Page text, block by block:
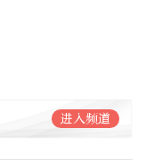
进入频道